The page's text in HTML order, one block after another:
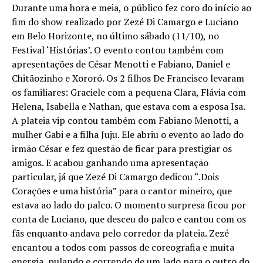
Durante uma hora e meia, o público fez coro do início ao
fim do show realizado por Zezé Di Camargo e Luciano
em Belo Horizonte, no último sábado (11/10), no
Festival ‘Histórias’. O evento contou também com
apresentações de César Menotti e Fabiano, Daniel e
Chitãozinho e Xororó. Os 2 filhos De Francisco levaram
os familiares: Graciele com a pequena Clara, Flávia com
Helena, Isabella e Nathan, que estava com a esposa Isa.
A plateia vip contou também com Fabiano Menotti, a
mulher Gabi e a filha Juju. Ele abriu o evento ao lado do
irmão César e fez questão de ficar para prestigiar os
amigos. E acabou ganhando uma apresentação
particular, já que Zezé Di Camargo dedicou “.Dois
Corações e uma história” para o cantor mineiro, que
estava ao lado do palco. O momento surpresa ficou por
conta de Luciano, que desceu do palco e cantou com os
fãs enquanto andava pelo corredor da plateia. Zezé
encantou a todos com passos de coreografia e muita